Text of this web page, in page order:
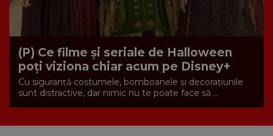
(P) Ce filme și seriale de Halloween
poți viziona chiar acum pe Disney+
Cu siguranță costumele, bomboanele și decorațiunile
sunt distractive, dar nimic nu te poate face să ...